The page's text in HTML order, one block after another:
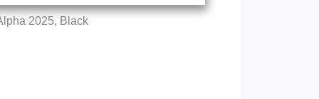
2025, Black